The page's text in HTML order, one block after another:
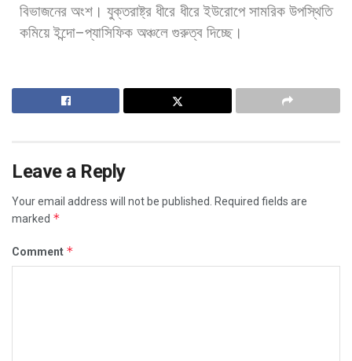
বিভাজনের অংশ। যুক্তরাষ্ট্র ধীরে ধীরে ইউরোপে সামরিক উপস্থিতি
কমিয়ে ইন্দো–প্যাসিফিক অঞ্চলে গুরুত্ব দিচ্ছে।
Leave a Reply
Your email address will not be published.
Required fields are
marked *
Comment *